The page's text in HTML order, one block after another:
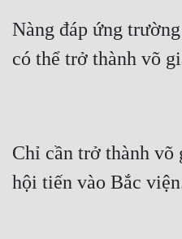
Nàng đáp ứng
có thể trở thành võ
Chỉ cần trở thành võ
hội tiến vào Bắc